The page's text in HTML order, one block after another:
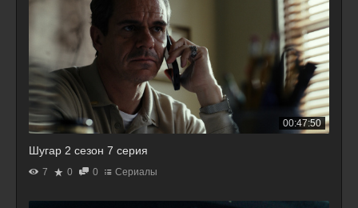
00:47:50
Шугар 2 сезон 7 серия
7 0 0 Сериалы